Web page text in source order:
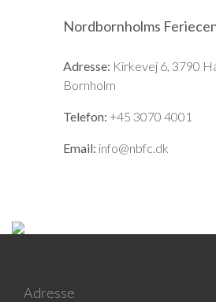
Nordbornholms
Adresse: Kirkevej 6, 3790
Bornholm
Telefon: +45 3070 4001
Email: info@nbfc.dk
Adresse